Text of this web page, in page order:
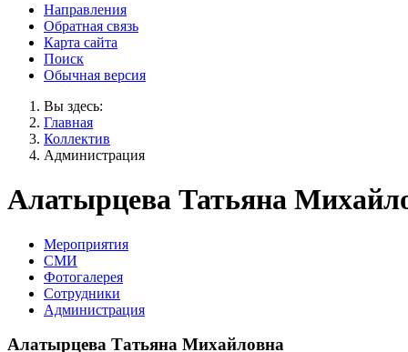
Направления
Обратная связь
Карта сайта
Поиск
Обычная версия
Вы здесь:
Главная
Коллектив
Администрация
Алатырцева Татьяна
Мероприятия
СМИ
Фотогалерея
Сотрудники
Администрация
Алатырцева Татьяна Михайловна